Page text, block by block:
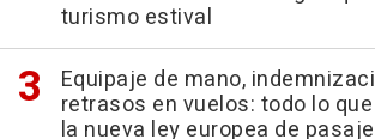
turismo estival
Equipaje de mano,
retrasos en vuelos: todo lo
la nueva ley europea de